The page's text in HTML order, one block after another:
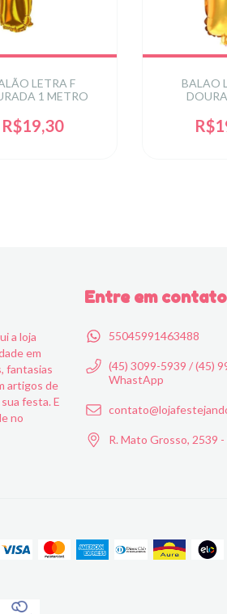
LETRA F
1 METRO
R$19,30
BALAO
a loja
em
fantasias
artigos de
festa. E
no
Entre em contato
55045991463488
(45) 3099-5939 / (45)
WhastApp
R. Mato Grosso, 2539